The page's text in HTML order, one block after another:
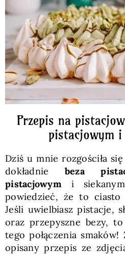
Przepis na
pistacjowym
Dziś u mnie rozgościła
dokładnie beza
pistacjowymi
powiedzieć, że to
Jeśli uwielbiasz pistacje,
oraz przepyszne bezy,
tego połączenia smaków!
opisany przepis ze